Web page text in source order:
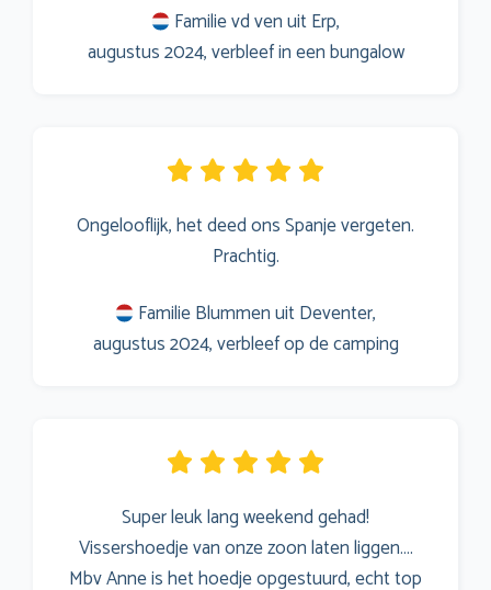
Familie vd ven uit Erp,
augustus 2024, verbleef in een bungalow
Ongelooflijk, het deed ons Spanje vergeten.
Prachtig.
Familie Blummen uit Deventer,
augustus 2024, verbleef op de camping
Super leuk lang weekend gehad!
Vissershoedje van onze zoon laten liggen….
Mbv Anne is het hoedje opgestuurd, echt top